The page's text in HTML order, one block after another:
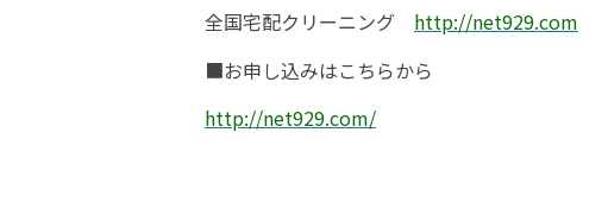
全国宅配クリーニング http://net929.com
■お申し込みはこちらから
http://net929.com/